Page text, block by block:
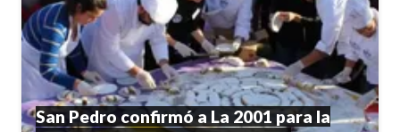
San Pedro confirmó a La 2001 para la